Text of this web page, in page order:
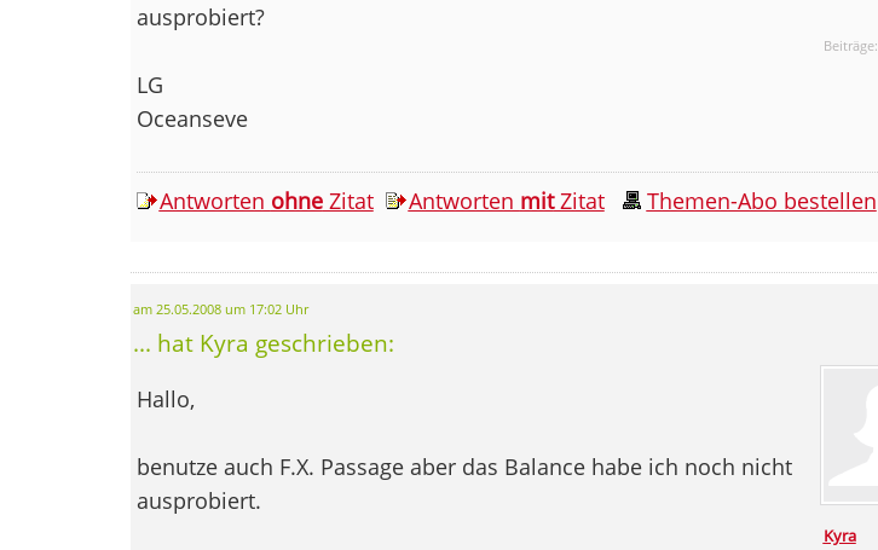
Beiträge:
ausprobiert?
LG
Oceanseve
Antworten ohneZitat Antworten mitZitat Themen-Abo bestellen
am 25.05.2008 um 17:02 Uhr
... hat Kyra geschrieben:
Kyra
Hallo,
benutze auch F.X. Passage aber das Balance habe ich noch nicht
ausprobiert.